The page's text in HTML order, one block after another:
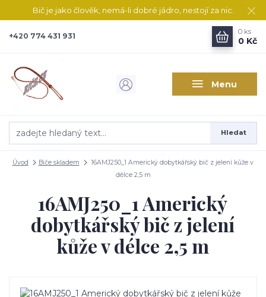
Bič je jako člověk, nemá-li dobré jádro, nestojí za nic.
Menu
Hledat
+420 774 431 931
0 ks
0 Kč
Úvod Biče skladem
16AMJ250_1 Americký dobytkářský bič z jelení kůže v
délce 2,5 m
16AMJ250_1 Americký
dobytkářský bič z jelení
kůže v délce 2,5 m